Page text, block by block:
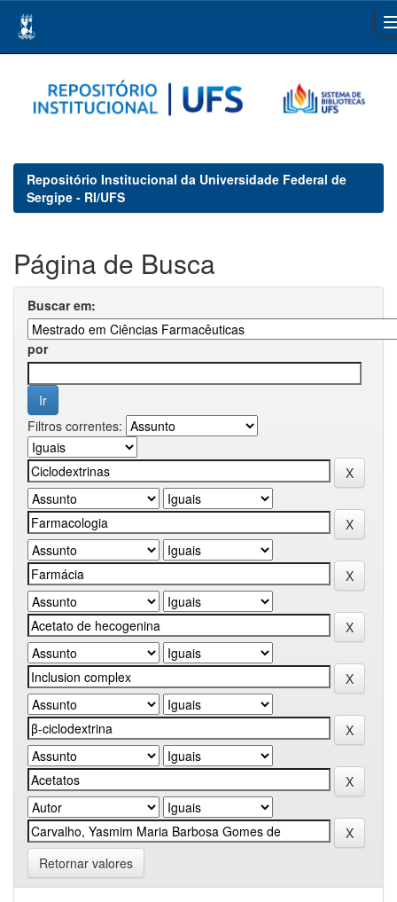
navigation
Repositório Institucional da Universidade Federal de
Sergipe - RI/UFS
Página de Busca
Buscar em:
por
Filtros correntes:
Retornar valores